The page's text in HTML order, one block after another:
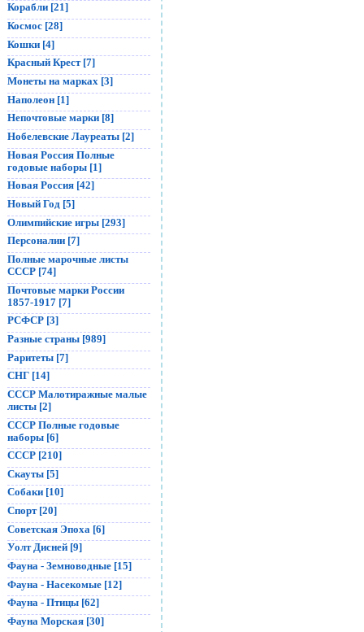
Корабли [21]
Космос [28]
Кошки [4]
Красный Крест [7]
Монеты на марках [3]
Наполеон [1]
Непочтовые марки [8]
Нобелевские Лауреаты [2]
Новая Россия Полные
годовые наборы [1]
Новая Россия [42]
Новый Год [5]
Олимпийские игры [293]
Персоналии [7]
Полные марочные листы
СССР [74]
Почтовые марки России
1857-1917 [7]
РСФСР [3]
Разные страны [989]
Раритеты [7]
СНГ [14]
СССР Малотиражные малые
листы [2]
СССР Полные годовые
наборы [6]
СССР [210]
Скауты [5]
Собаки [10]
Спорт [20]
Советская Эпоха [6]
Уолт Дисней [9]
Фауна - Земноводные [15]
Фауна - Насекомые [12]
Фауна - Птицы [62]
Фауна Морская [30]